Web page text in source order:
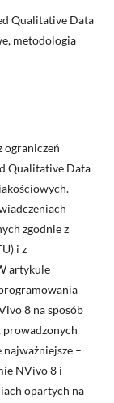
Qualitative Data
metodologia
ograniczeń
Qualitative Data
zgodnie z
i z
artykule
8 na sposób
prowadzonych
–
NVivo 8 i
opartych na